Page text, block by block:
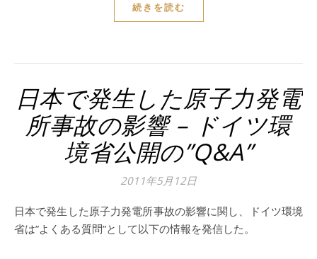
続きを読む
日本で発生した原子力発電
所事故の影響 – ドイツ環
境省公開の”Q&A”
2011年5月12日
日本で発生した原子力発電所事故の影響に関し、ドイツ環境
省は”よくある質問”として以下の情報を発信した。